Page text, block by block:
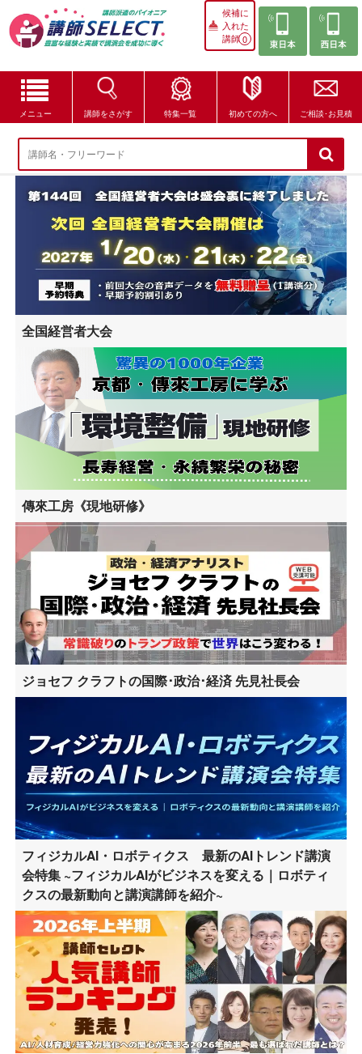
候補に
入れた
講師0
メニュー 講師をさがす 特集一覧 初めての方へ ご相談･お見積
講師をさがす
特集一覧
講師セレクトが選ばれる理由
ブログ・コラム
はじめての方へ
ご相談・お見積
全国経営者大会
傳來工房《現地研修》
ジョセフ クラフトの国際･政治･経済 先見社長会
フィジカルAI・ロボティクス 最新のAIトレンド講演
会特集 ~フィジカルAIがビジネスを変える｜ロボティ
クスの最新動向と講演講師を紹介~